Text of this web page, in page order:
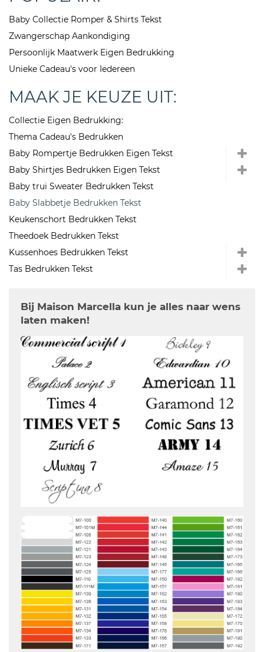
Baby Collectie Romper & Shirts Tekst
Zwangerschap Aankondiging
Persoonlijk Maatwerk Eigen Bedrukking
Unieke Cadeau's voor Iedereen
MAAK JE KEUZE UIT:
Collectie Eigen Bedrukking:
Thema Cadeau's Bedrukken
Baby Rompertje Bedrukken Eigen Tekst
Baby Shirtjes Bedrukken Eigen Tekst
Baby trui Sweater Bedrukken Tekst
Baby Slabbetje Bedrukken Tekst
Keukenschort Bedrukken Tekst
Theedoek Bedrukken Tekst
Kussenhoes Bedrukken Tekst
Tas Bedrukken Tekst
Bij Maison Marcella kun je alles naar wens
laten maken!